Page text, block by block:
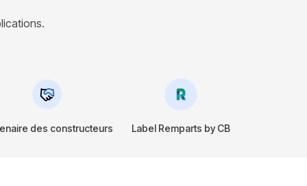
des constructeurs Label Remparts by CB